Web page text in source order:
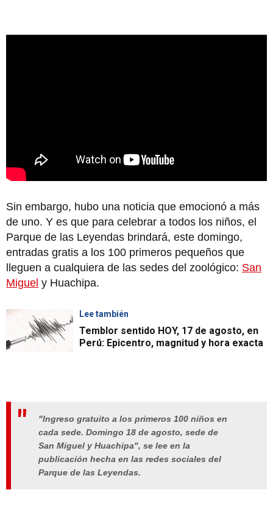
Sin embargo, hubo una noticia que emocionó a más
de uno. Y es que para celebrar a todos los niños, el
Parque de las Leyendas brindará, este domingo,
entradas gratis a los 100 primeros pequeños que
lleguen a cualquiera de las sedes del zoológico: San
Miguel y Huachipa.
Lee también
Temblor sentido HOY, 17 de agosto, en
Perú: Epicentro, magnitud y hora exacta
"Ingreso gratuito a los primeros 100 niños en
cada sede. Domingo 18 de agosto, sede de
San Miguel y Huachipa", se lee en la
publicación hecha en las redes sociales del
Parque de las Leyendas.